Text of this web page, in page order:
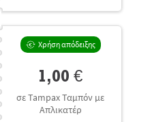
Χρήση απόδειξης
1,00 €
σε Tampax Ταμπόν με
Απλικατέρ